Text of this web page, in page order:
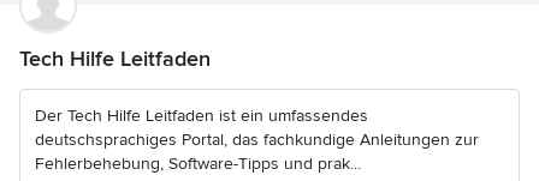
Tech Hilfe Leitfaden
Der Tech Hilfe Leitfaden ist ein umfassendes
deutschsprachiges Portal, das fachkundige Anleitungen zur
Fehlerbehebung, Software-Tipps und prak...